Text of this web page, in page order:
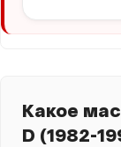
Какое
D (1982-